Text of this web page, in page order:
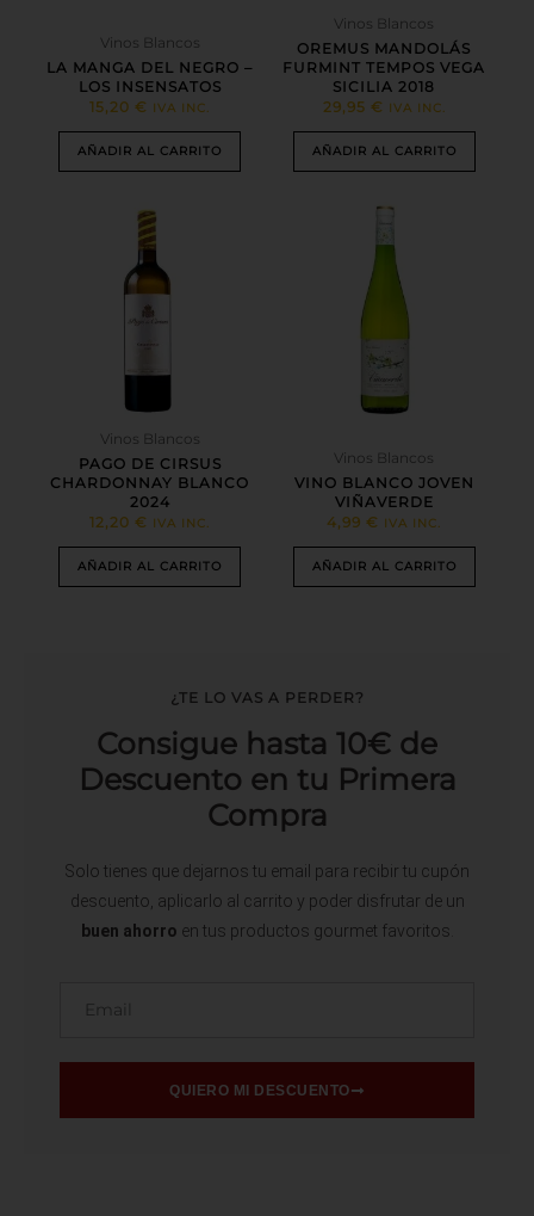
Vinos Blancos
LA MANGA DEL NEGRO –
LOS INSENSATOS
15,20€ IVA INC.
AÑADIR AL CARRITO
Vinos Blancos
OREMUS MANDOLÁS
FURMINT TEMPOS VEGA
SICILIA 2018
29,95 € IVA INC.
AÑADIR AL CARRITO
Vinos Blancos
PAGO DE CIRSUS
CHARDONNAY BLANCO
2024
12,20€ IVA INC.
AÑADIR AL CARRITO
Vinos Blancos
VINO BLANCO JOVEN
VIÑAVERDE
4,99€ IVA INC.
AÑADIR AL CARRITO
¿TE LO VAS A PERDER?
Consigue hasta 10€ de
Descuento en tu Primera
Compra
Solo tienes que dejarnos tu email para recibir tu cupón
descuento, aplicarlo al carrito y poder disfrutar de un
buen ahorro en tus productos gourmet favoritos.
QUIERO MI DESCUENTO